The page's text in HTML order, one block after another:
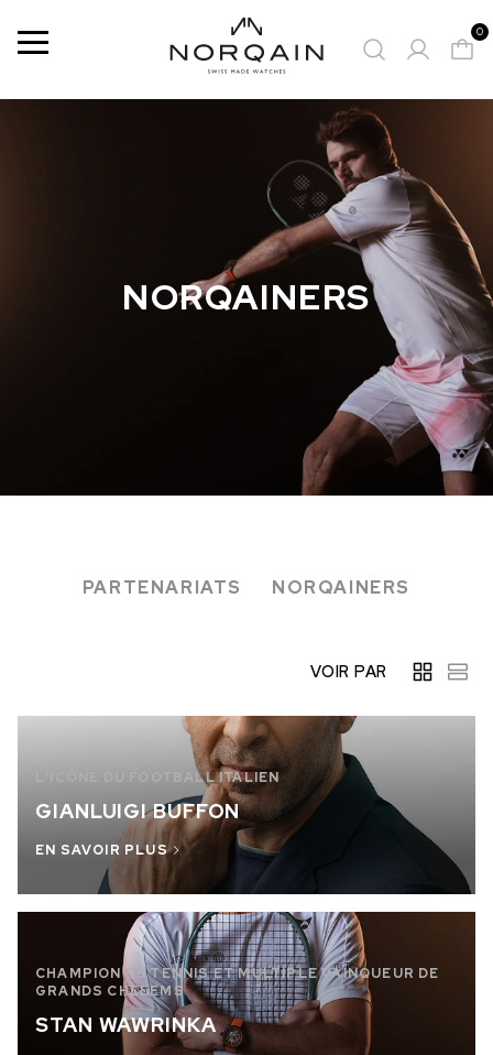
Menu 0
MONTRES PROPOSÉES
RUPTURE DE STOCK
NORQAINERS
PARTENARIATS NORQAINERS
VOIR PAR
L'ICÔNE DU FOOTBALL ITALIEN
GIANLUIGI BUFFON
EN SAVOIR PLUS
CHAMPION DE TENNIS ET MULTIPLE VAINQUEUR DE
GRANDS CHELEMS
STAN WAWRINKA